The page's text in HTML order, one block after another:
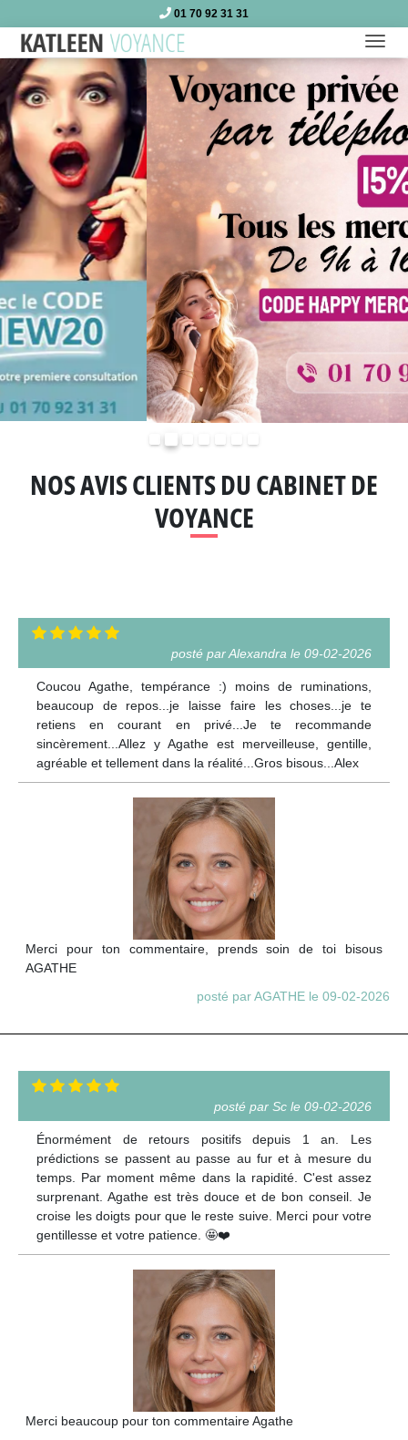
01 70 92 31 31
NOS AVIS CLIENTS DU CABINET DE
VOYANCE
posté par Alexandra le 09-02-2026
Coucou Agathe, tempérance :) moins de ruminations,
beaucoup de repos...je laisse faire les choses...je te
retiens en courant en privé...Je te recommande
sincèrement...Allez y Agathe est merveilleuse, gentille,
agréable et tellement dans la réalité...Gros bisous...Alex
Merci pour ton commentaire, prends soin de toi bisous
AGATHE
posté par AGATHE le 09-02-2026
posté par Sc le 09-02-2026
Énormément de retours positifs depuis 1 an. Les
prédictions se passent au passe au fur et à mesure du
temps. Par moment même dans la rapidité. C'est assez
surprenant. Agathe est très douce et de bon conseil. Je
croise les doigts pour que le reste suive. Merci pour votre
gentillesse et votre patience. 🤩❤️
Merci beaucoup pour ton commentaire Agathe